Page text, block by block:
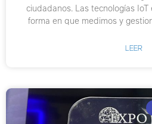
ciudadanos. Las tecnologías
forma en que medimos y
LEER